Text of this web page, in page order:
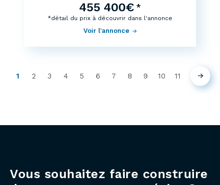
455 400€ *
Voir l'annonce
*détail du prix à découvrir dans l'annonce
1
(current)
2 3 4 5 6 7 8 9 10 11
Vous souhaitez faire construire